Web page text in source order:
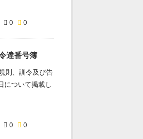
0 0
達番号簿
則、訓令及び告
について掲載し
0 0